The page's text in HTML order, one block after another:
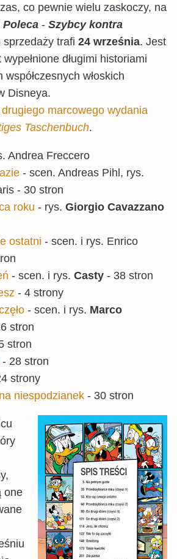
co pewnie wielu zaskoczy, na
Poleca - Szybcy kontra
sprzedaży trafi 24 września. Jest
długimi historiami
włoskich
Disneya.
drugiego marcowego wydania
Taschenbuch.
Andrea Freccero
- scen. Andreas Pihl, rys.
- 30 stron
roku - rys. Giorgio Cavazzano
ostatni - scen. i rys. Enrico
- scen. i rys. Casty - 38 stron
- 4 strony
- scen. i rys. Marco
stron
stron
- 28 stron
strony
niespodzianek - 30 stron
one